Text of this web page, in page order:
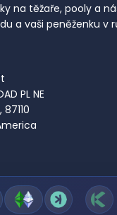
na těžaře, pooly a
a vaši peněženku v
PL NE
87110